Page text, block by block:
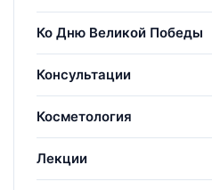
Ко Дню Великой Победы
Консультации
Косметология
Лекции